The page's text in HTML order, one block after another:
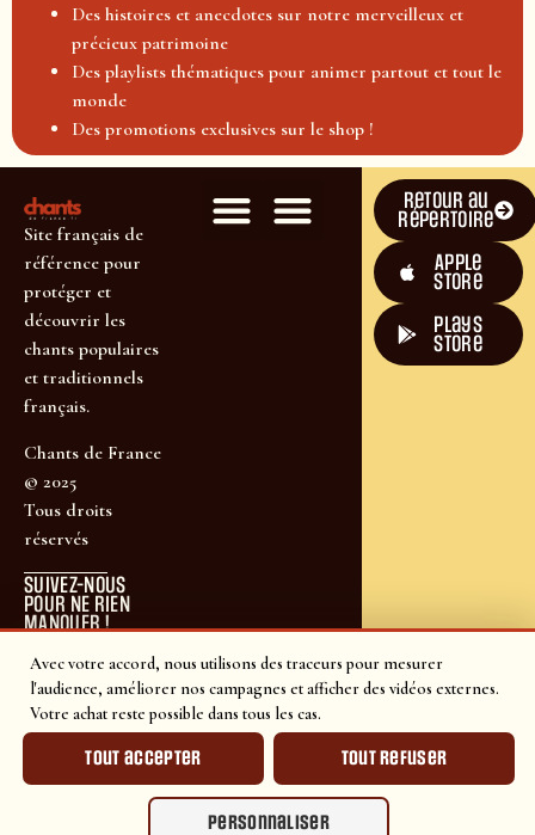
Avec votre accord, nous utilisons des traceurs pour mesurer
l'audience, améliorer nos campagnes et afficher des vidéos externes.
Votre achat reste possible dans tous les cas.
Tout accepter Tout refuser
Personnaliser
Des histoires et anecdotes sur notre merveilleux et
précieux patrimoine
Des playlists thématiques pour animer partout et tout le
monde
Des promotions exclusives sur le shop !
Site français de
référence pour
protéger et
découvrir les
chants populaires
et traditionnels
français.
Chants de France
© 2025
Tous droits
réservés
SUIVEZ-NOUS
POUR NE RIEN
MANQUER !
Retour au
répertoire
Apple
Store
plays
store